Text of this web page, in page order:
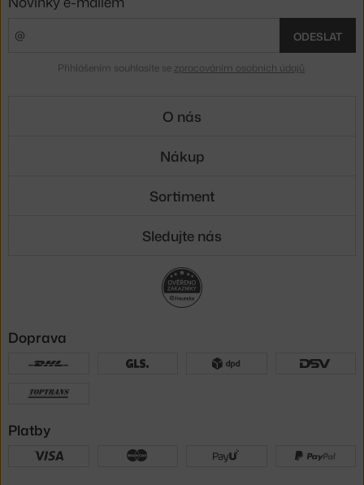
ODESLAT
Přihlášením souhlasíte se zpracováním osobních údajů
O nás
Nákup
Sortiment
Sledujte nás
Doprava
Platby